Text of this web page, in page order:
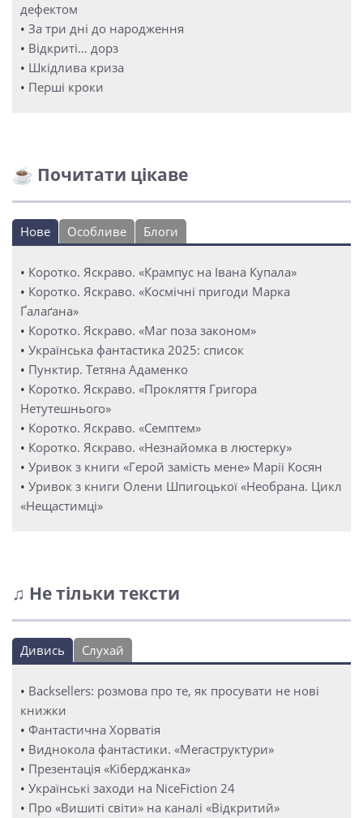
дефектом
• За три дні до народження
• Відкриті… дорз
• Шкідлива криза
• Перші кроки
☕ Почитати цікаве
Нове Особливе Блоги
• Коротко. Яскраво. «Крампус на Івана Купала»
• Коротко. Яскраво. «Космічні пригоди Марка
Ґалаґана»
• Коротко. Яскраво. «Маг поза законом»
• Українська фантастика 2025: список
• Пунктир. Тетяна Адаменко
• Коротко. Яскраво. «Прокляття Григора
Нетутешнього»
• Коротко. Яскраво. «Семптем»
• Коротко. Яскраво. «Незнайомка в люстерку»
• Уривок з книги «Герой замість мене» Марії Косян
• Уривок з книги Олени Шпигоцької «Необрана. Цикл
«Нещастимці»
♫ Не тільки тексти
Дивись Слухай
• Backsellers: розмова про те, як просувати не нові
книжки
• Фантастична Хорватія
• Виднокола фантастики. «Мегаструктури»
• Презентація «Кіберджанка»
• Українські заходи на NiceFiction 24
• Про «Вишиті світи» на каналі «Відкритий»